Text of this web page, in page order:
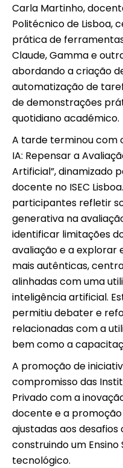
Carla Martinho,
Politécnico de Lisboa,
prática de
Claude, Gamma e
abordando a criação
automatização de
de demonstrações
quotidiano académico.
A tarde terminou com
IA: Repensar a
Artificial”, dinamizado
docente no ISEC
participantes refletir
generativa na
identificar limitações
avaliação e a explorar
mais autênticas,
alinhadas com uma
inteligência artificial.
permitiu debater e
relacionadas com a
bem como a
A promoção de
compromisso das
Privado com a
docente e a
ajustadas aos
construindo um
tecnológico.